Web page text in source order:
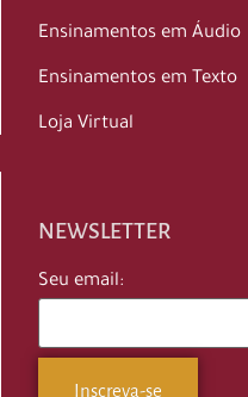
Ensinamentos em Áudio
Ensinamentos em Texto
Loja Virtual
NEWSLETTER
Seu email: